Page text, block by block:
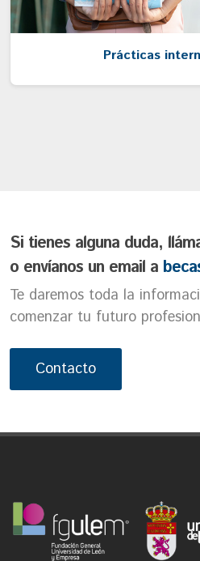
Prácticas
Si tienes alguna duda,
o envíanos un email a
Te daremos toda la
comenzar tu futuro
Contacto